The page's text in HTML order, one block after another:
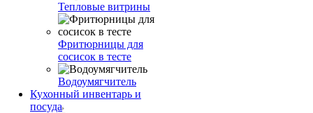
Тепловые витрины
Фритюрницы для
сосисок в тесте
Водоумягчитель
Кухонный инвентарь и
посуда